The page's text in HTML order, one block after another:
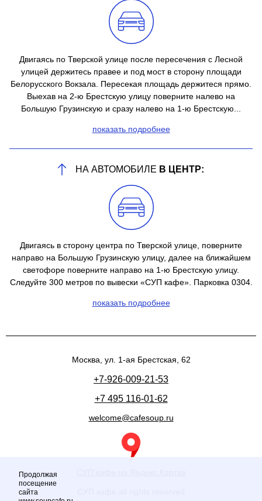
Двигаясь по Тверской улице после пересечения с Лесной
улицей держитесь правее и под мост в сторону площади
Белорусского Вокзала. Пересекая площадь держитеся прямо.
Выехав на 2-ю Брестскую улицу поверните налево на
Большую Грузинскую и сразу налево на 1-ю Брестскую...
показать подробнее
НА АВТОМОБИЛЕ В ЦЕНТР:
Двигаясь в сторону центра по Тверской улице, поверните
направо на Большую Грузинскую улицу, далее на ближайшем
светофоре поверните направо на 1-ю Брестскую улицу.
Следуйте 300 метров по вывески «СУП кафе». Парковка 0304.
показать подробнее
+7-926-009-21-53
+7 495 116-01-62
welcome@cafesoup.ru
Москва, ул. 1-ая Брестская, 62
Продолжая
посещение
сайта